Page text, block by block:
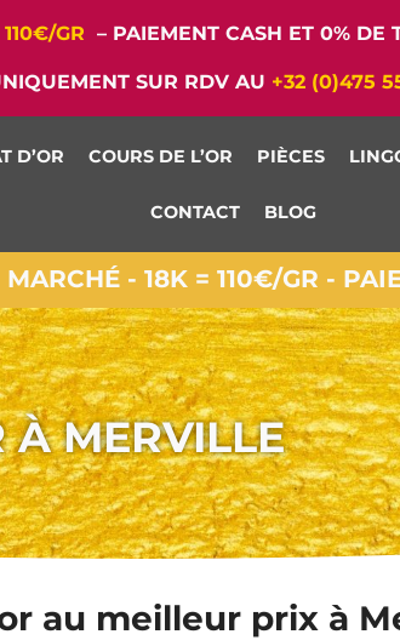
GR – PAIEMENT CASH ET 0% DE
SUR RDV AU +32 (0)475
D’OR COURS DE L’OR PIÈCES
CONTACT BLOG
- 18K = 110€/GR -
À MERVILLE
au meilleur prix à